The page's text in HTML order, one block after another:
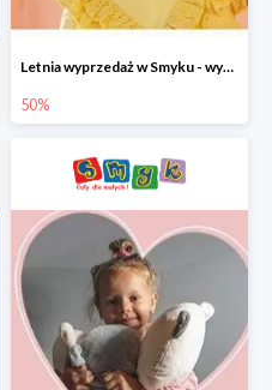
Letnia wyprzedaż w Smyku - wybrane ubrania i buty do -50%
50%